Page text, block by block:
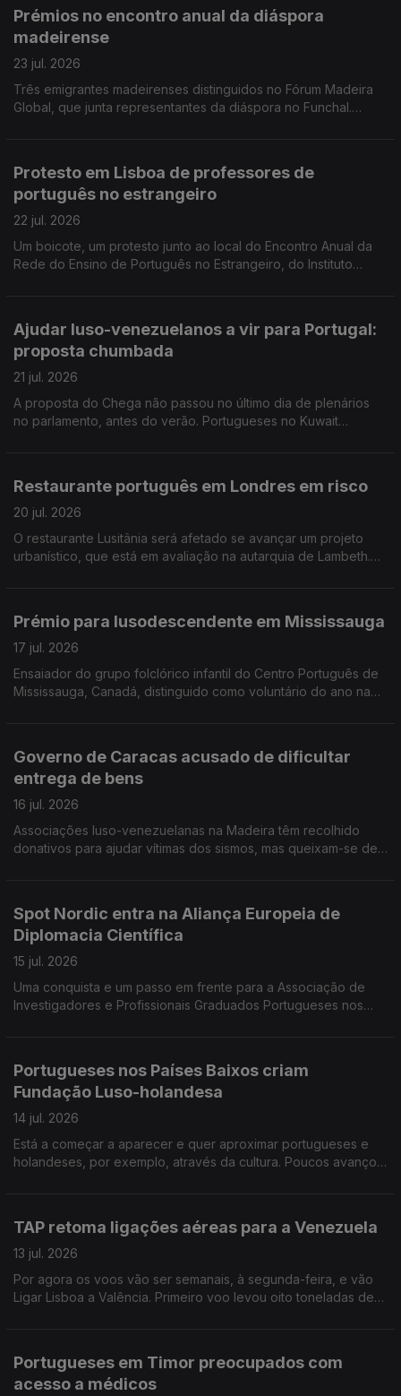
Prémios no encontro anual da diáspora
madeirense
23 jul. 2026
Três emigrantes madeirenses distinguidos no Fórum Madeira
Global, que junta representantes da diáspora no Funchal.
Protesto em Lisboa de professores de
português no estrangeiro
22 jul. 2026
Um boicote, um protesto junto ao local do Encontro Anual da
Rede do Ensino de Português no Estrangeiro, do Instituto
Ajudar luso-venezuelanos a vir para Portugal:
proposta chumbada
21 jul. 2026
A proposta do Chega não passou no último dia de plenários
no parlamento, antes do verão. Portugueses no Kuwait
Restaurante português em Londres em risco
20 jul. 2026
O restaurante Lusitânia será afetado se avançar um projeto
urbanístico, que está em avaliação na autarquia de Lambeth.
Prémio para lusodescendente em Mississauga
17 jul. 2026
Ensaiador do grupo folclórico infantil do Centro Português de
Mississauga, Canadá, distinguido como voluntário do ano na
Governo de Caracas acusado de dificultar
entrega de bens
16 jul. 2026
Associações luso-venezuelanas na Madeira têm recolhido
donativos para ajudar vítimas dos sismos, mas queixam-se de
Spot Nordic entra na Aliança Europeia de
Diplomacia Científica
15 jul. 2026
Uma conquista e um passo em frente para a Associação de
Investigadores e Profissionais Graduados Portugueses nos
Portugueses nos Países Baixos criam
Fundação Luso-holandesa
14 jul. 2026
Está a começar a aparecer e quer aproximar portugueses e
holandeses, por exemplo, através da cultura. Poucos avanços
TAP retoma ligações aéreas para a Venezuela
13 jul. 2026
Por agora os voos vão ser semanais, à segunda-feira, e vão
Ligar Lisboa a Valência. Primeiro voo levou oito toneladas de
Portugueses em Timor preocupados com
acesso a médicos